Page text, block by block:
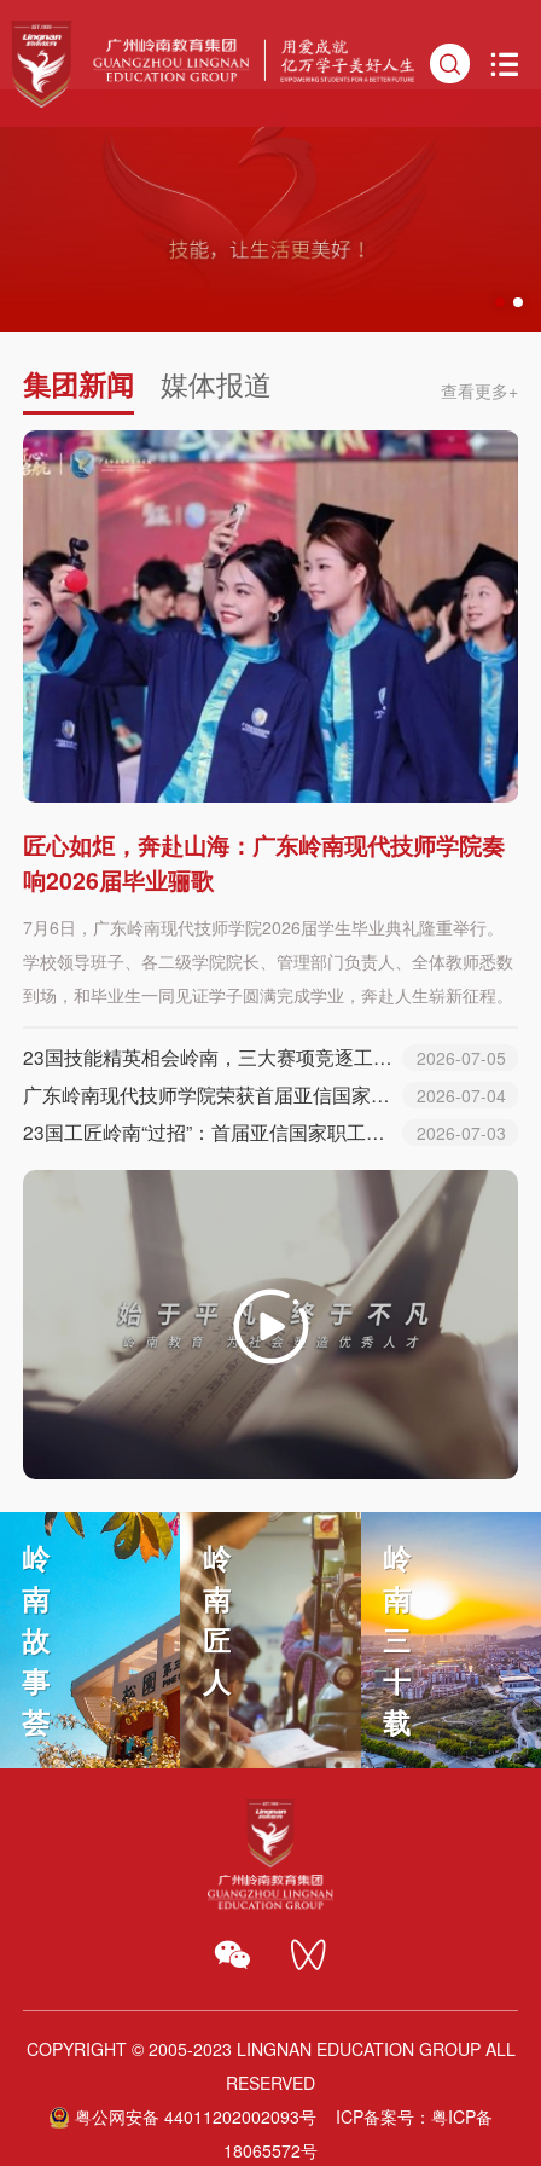
查看更多+
集团新闻 媒体报道
匠心如炬，奔赴山海：广东岭南现代技师学院奏
响2026届毕业骊歌
7月6日，广东岭南现代技师学院2026届学生毕业典礼隆重举行。
学校领导班子、各二级学院院长、管理部门负责人、全体教师悉数
到场，和毕业生一同见证学子圆满完成学业，奔赴人生崭新征程。
州派驻三都干部、挂职三都县政府办副主任李鸿，三都县驻广州办
事处主任...
2026-07-05
23国技能精英相会岭南，三大赛项竞逐工匠荣耀
2026-07-04
广东岭南现代技师学院荣获首届亚信国家职工技能大赛“优秀组织奖”！！！
2026-07-03
23国工匠岭南“过招”：首届亚信国家职工技能大赛开赛
岭
南
故
事
荟
岭
南
匠
人
岭
南
三
十
载
COPYRIGHT © 2005-2023 LINGNAN EDUCATION GROUP ALL
RESERVED
粤公网安备 44011202002093号 ICP备案号： 粤ICP备
18065572号